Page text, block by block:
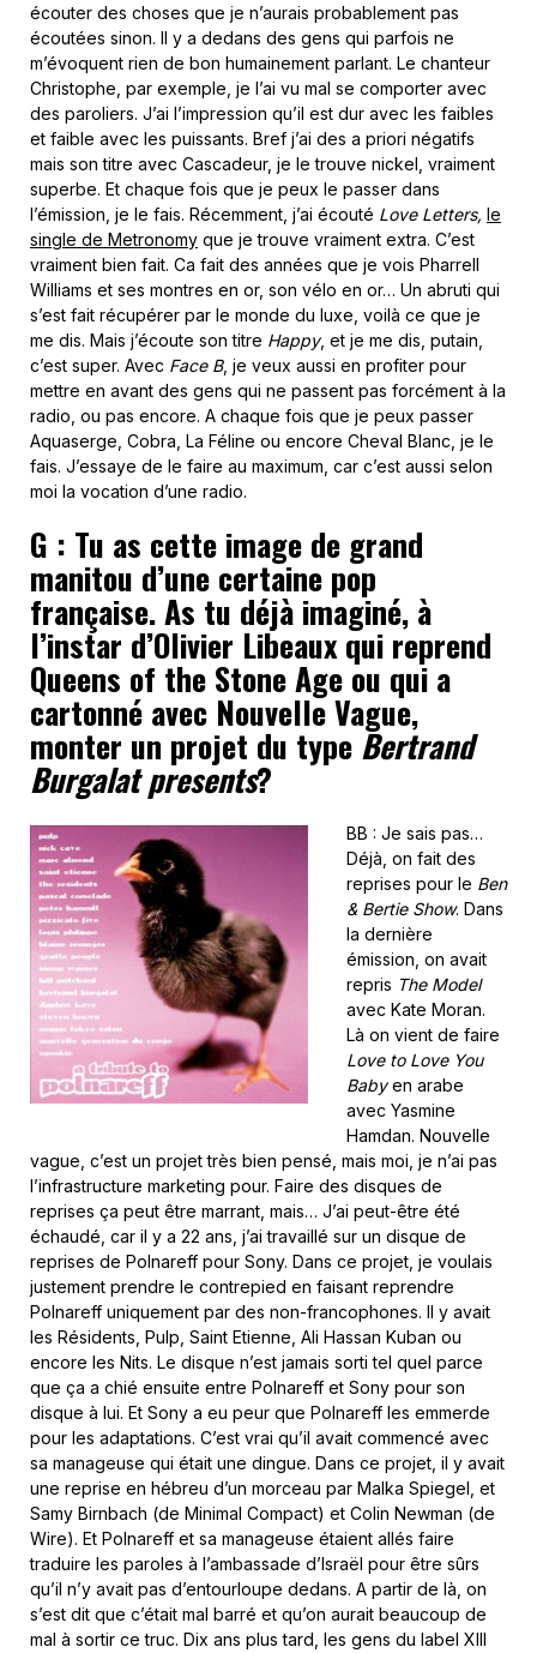
écouter des choses que je n’aurais probablement pas
écoutées sinon. Il y a dedans des gens qui parfois ne
m’évoquent rien de bon humainement parlant. Le chanteur
Christophe, par exemple, je l’ai vu mal se comporter avec
des paroliers. J’ai l’impression qu’il est dur avec les faibles
et faible avec les puissants. Bref j’ai des a priori négatifs
mais son titre avec Cascadeur, je le trouve nickel, vraiment
superbe. Et chaque fois que je peux le passer dans
l’émission, je le fais. Récemment, j’ai écouté Love Letters, le
single de Metronomy que je trouve vraiment extra. C’est
vraiment bien fait. Ca fait des années que je vois Pharrell
Williams et ses montres en or, son vélo en or… Un abruti qui
s’est fait récupérer par le monde du luxe, voilà ce que je
me dis. Mais j’écoute son titre Happy, et je me dis, putain,
c’est super. Avec Face B, je veux aussi en profiter pour
mettre en avant des gens qui ne passent pas forcément à la
radio, ou pas encore. A chaque fois que je peux passer
Aquaserge, Cobra, La Féline ou encore Cheval Blanc, je le
fais. J’essaye de le faire au maximum, car c’est aussi selon
moi la vocation d’une radio.
G : Tu as cette image de grand
manitou d’une certaine pop
française. As tu déjà imaginé, à
l’instar d’Olivier Libeaux qui reprend
Queens of the Stone Age ou qui a
cartonné avec Nouvelle Vague,
monter un projet du type Bertrand
Burgalat presents?
BB : Je sais pas…
Déjà, on fait des
reprises pour le Ben
& Bertie Show. Dans
la dernière
émission, on avait
repris The Model
avec Kate Moran.
Là on vient de faire
Love to Love You
Babyen arabe
avec Yasmine
Hamdan. Nouvelle
vague, c’est un projet très bien pensé, mais moi, je n’ai pas
l’infrastructure marketing pour. Faire des disques de
reprises ça peut être marrant, mais… J’ai peut-être été
échaudé, car il y a 22 ans, j’ai travaillé sur un disque de
reprises de Polnareff pour Sony. Dans ce projet, je voulais
justement prendre le contrepied en faisant reprendre
Polnareff uniquement par des non-francophones. Il y avait
les Résidents, Pulp, Saint Etienne, Ali Hassan Kuban ou
encore les Nits. Le disque n’est jamais sorti tel quel parce
que ça a chié ensuite entre Polnareff et Sony pour son
disque à lui. Et Sony a eu peur que Polnareff les emmerde
pour les adaptations. C’est vrai qu’il avait commencé avec
sa manageuse qui était une dingue. Dans ce projet, il y avait
une reprise en hébreu d’un morceau par Malka Spiegel, et
Samy Birnbach (de Minimal Compact) et Colin Newman (de
Wire). Et Polnareff et sa manageuse étaient allés faire
traduire les paroles à l’ambassade d’Israël pour être sûrs
qu’il n’y avait pas d’entourloupe dedans. A partir de là, on
s’est dit que c’était mal barré et qu’on aurait beaucoup de
mal à sortir ce truc. Dix ans plus tard, les gens du label XIII